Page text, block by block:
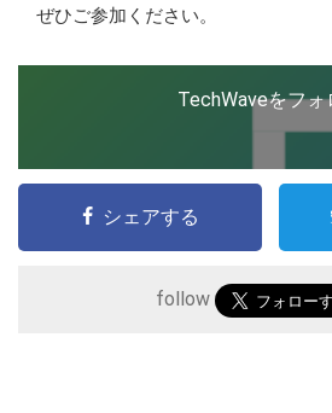
ぜひご参加ください。
TechWaveをフォ
シェアする
follow